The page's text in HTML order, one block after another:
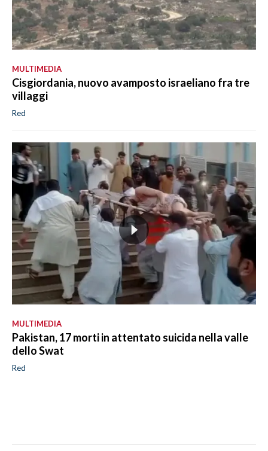
MULTIMEDIA
Cisgiordania, nuovo avamposto israeliano fra tre
villaggi
Red
MULTIMEDIA
Pakistan, 17 morti in attentato suicida nella valle
dello Swat
Red